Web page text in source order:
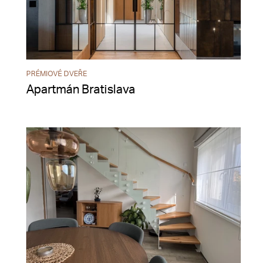
PRÉMIOVÉ DVEŘE
Apartmán Bratislava